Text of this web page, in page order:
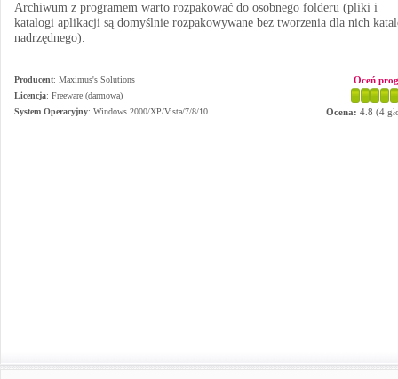
Archiwum z programem warto rozpakować do osobnego folderu (pliki i
katalogi aplikacji są domyślnie rozpakowywane bez tworzenia dla nich
nadrzędnego).
Producent: Maximus's Solutions
Licencja: Freeware (darmowa)
System Operacyjny: Windows 2000/XP/Vista/7/8/10
Oceń
Ocena: 4.8 (4